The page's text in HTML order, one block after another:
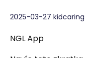
2025-03-27 kidcaring
NGL App